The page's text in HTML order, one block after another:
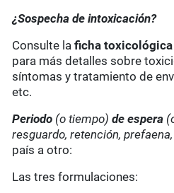
¿Sospecha de intoxicación?
Consulte laficha toxicológica
para más detalles sobre
síntomas y tratamiento de
etc.
Periodo (o tiempo) de espera
resguardo, retención,
país a otro:
Las tres formulaciones: